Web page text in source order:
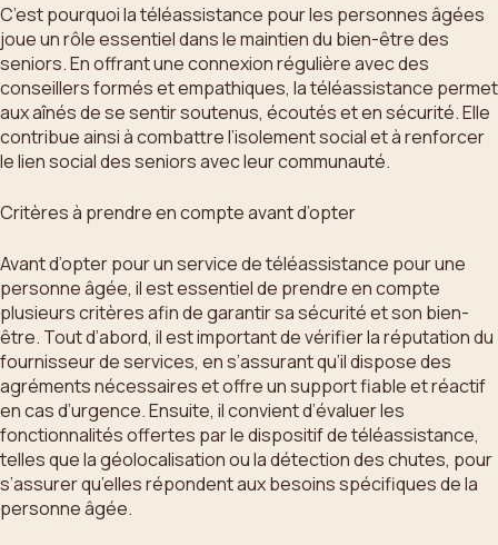
C’est pourquoi la téléassistance pour les personnes âgées
joue un rôle essentiel dans le maintien du bien-être des
seniors. En offrant une connexion régulière avec des
conseillers formés et empathiques, la téléassistance permet
aux aînés de se sentir soutenus, écoutés et en sécurité. Elle
contribue ainsi à combattre l’isolement social et à renforcer
le lien social des seniors avec leur communauté.
Critères à prendre en compte avant d’opter
Avant d’opter pour un service de téléassistance pour une
personne âgée, il est essentiel de prendre en compte
plusieurs critères afin de garantir sa sécurité et son bien-
être. Tout d’abord, il est important de vérifier la réputation du
fournisseur de services, en s’assurant qu’il dispose des
agréments nécessaires et offre un support fiable et réactif
en cas d’urgence. Ensuite, il convient d’évaluer les
fonctionnalités offertes par le dispositif de téléassistance,
telles que la géolocalisation ou la détection des chutes, pour
s’assurer qu’elles répondent aux besoins spécifiques de la
personne âgée.